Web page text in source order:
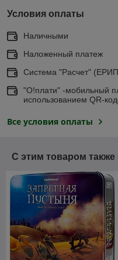
Условия оплаты
Наличными
Наложенный платеж
Система "Расчет"
"О!плати" -мобильный
использованием QR-
Все условия оплаты
С этим товаром